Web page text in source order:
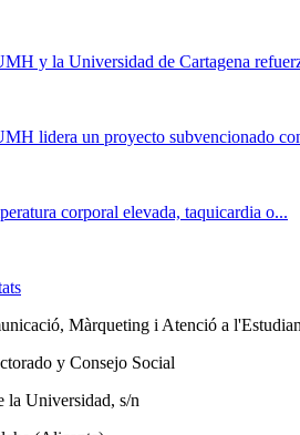
y la Universidad de Cartagena
lidera un proyecto subvencionado
corporal elevada, taquicardia o...
Màrqueting i Atenció a
y Consejo Social
la Universidad, s/n